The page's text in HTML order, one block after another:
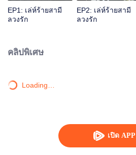
เปิด APP
EP1: เล่ห์ร้ายสามี
ลวงรัก
EP2: เล่ห์ร้ายสามี
ลวงรัก
คลิปพิเศษ
Loading…